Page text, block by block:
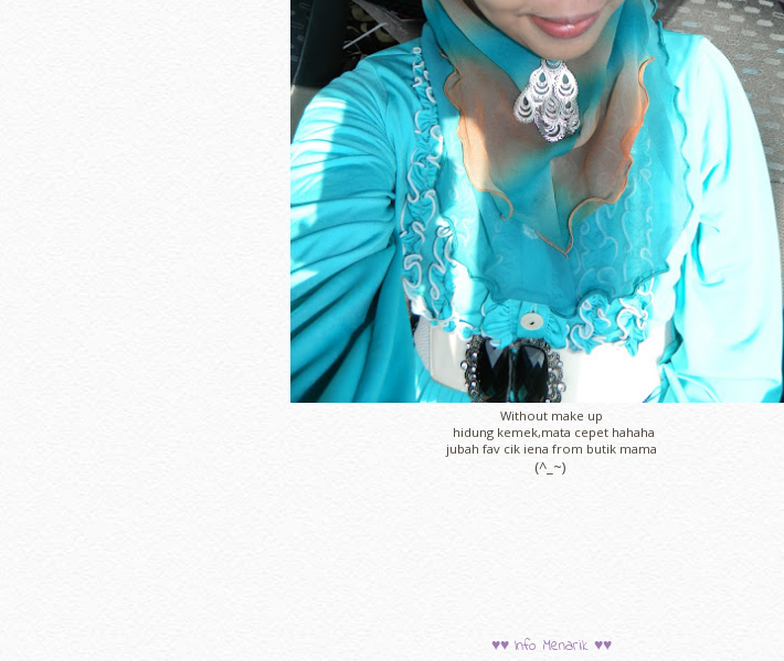
Without make up
hidung kemek,mata cepet hahaha
jubah fav cik iena from butik mama
(^_~)
♥♥ Info Menarik ♥♥